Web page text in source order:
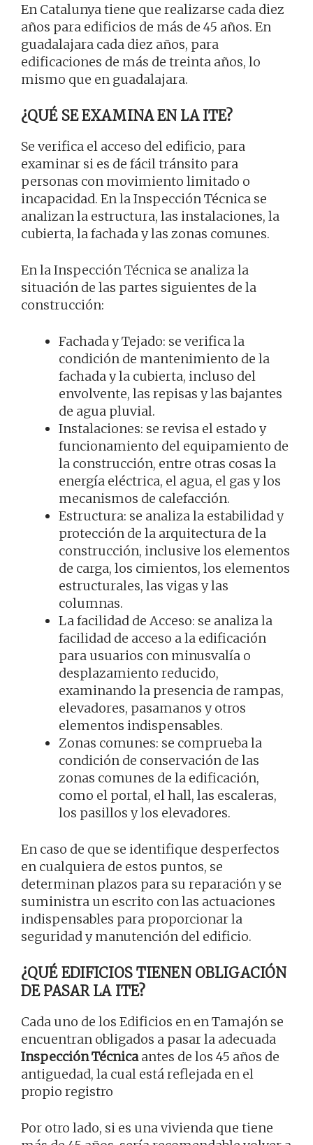
En Catalunya tiene que realizarse cada diez
años para edificios de más de 45 años. En
guadalajara cada diez años, para
edificaciones de más de treinta años, lo
mismo que en guadalajara.
¿QUÉ SE EXAMINA EN LA ITE?
Se verifica el acceso del edificio, para
examinar si es de fácil tránsito para
personas con movimiento limitado o
incapacidad. En la Inspección Técnica se
analizan la estructura, las instalaciones, la
cubierta, la fachada y las zonas comunes.
En la Inspección Técnica se analiza la
situación de las partes siguientes de la
construcción:
Fachada y Tejado: se verifica la
condición de mantenimiento de la
fachada y la cubierta, incluso del
envolvente, las repisas y las bajantes
de agua pluvial.
Instalaciones: se revisa el estado y
funcionamiento del equipamiento de
la construcción, entre otras cosas la
energía eléctrica, el agua, el gas y los
mecanismos de calefacción.
Estructura: se analiza la estabilidad y
protección de la arquitectura de la
construcción, inclusive los elementos
de carga, los cimientos, los elementos
estructurales, las vigas y las
columnas.
La facilidad de Acceso: se analiza la
facilidad de acceso a la edificación
para usuarios con minusvalía o
desplazamiento reducido,
examinando la presencia de rampas,
elevadores, pasamanos y otros
elementos indispensables.
Zonas comunes: se comprueba la
condición de conservación de las
zonas comunes de la edificación,
como el portal, el hall, las escaleras,
los pasillos y los elevadores.
En caso de que se identifique desperfectos
en cualquiera de estos puntos, se
determinan plazos para su reparación y se
suministra un escrito con las actuaciones
indispensables para proporcionar la
seguridad y manutención del edificio.
¿QUÉ EDIFICIOS TIENEN OBLIGACIÓN
DE PASAR LA ITE?
Cada uno de los Edificios en en Tamajón se
encuentran obligados a pasar la adecuada
Inspección Técnicaantes de los 45 años de
antiguedad, la cual está reflejada en el
propio registro
Por otro lado, si es una vivienda que tiene